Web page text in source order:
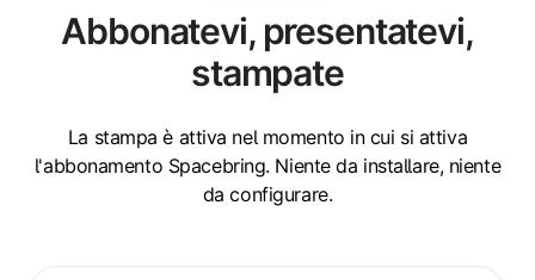
Abbonatevi, presentatevi,
stampate
La stampa è attiva nel momento in cui si attiva
l'abbonamento Spacebring. Niente da installare, niente
da configurare.